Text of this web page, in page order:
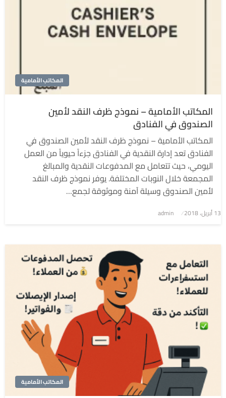
المكاتب الأمامية
المكاتب الأمامية – نموذج ظرف النقد لأمين
الصندوق في الفنادق
المكاتب الأمامية – نموذج ظرف النقد لأمين الصندوق في
الفنادق تعد إدارة النقدية في الفنادق جزءاً حيوياً من العمل
اليومي، حيث تتعامل مع المدفوعات النقدية والمبالغ
المجمعة خلال النوبات المختلفة. يوفر نموذج ظرف النقد
لأمين الصندوق وسيلة آمنة وموثوقة لجمع…
نُشر
13 أبريل، 2018 admin
المكاتب الأمامية